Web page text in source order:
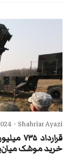
Shahriar Ayazi -
خرید موشک